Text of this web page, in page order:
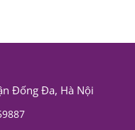
Đống Đa, Hà Nội